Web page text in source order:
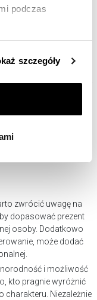
podczas
Polityce
rodzaj plików
plików cookie.
szczegóły
kolorowej biżuterii
każdego, kto pragnie
Podkreśla
tylko w wakacje!
na różnorodne okazje.
mogą dodać
stonowane
koloru kamienia
symbolizując
wyjątkowo
urodziny lub
zwrócić uwagę na
dopasować prezent
osoby. Dodatkowo
może dodać
i możliwość
kto pragnie wyróżnić
charakteru. Niezależnie